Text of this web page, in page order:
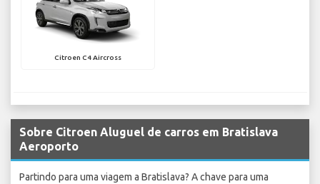
Citroen C4 Aircross
Sobre Citroen Aluguel de carros em Bratislava
Aeroporto
Partindo para uma viagem a Bratislava? A chave para uma